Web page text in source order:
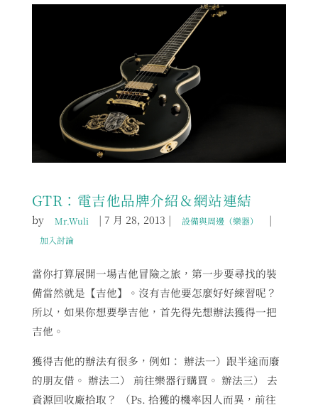
GTR：電吉他品牌介紹＆網站連結
by Mr.Wuli |7 月 28, 2013 | 設備與周邊（樂器） |
加入討論
當你打算展開一場吉他冒險之旅，第一步要尋找的裝
備當然就是【吉他】。沒有吉他要怎麼好好練習呢？
所以，如果你想要學吉他，首先得先想辦法獲得一把
吉他。
獲得吉他的辦法有很多，例如： 辦法一）跟半途而廢
的朋友借。 辦法二） 前往樂器行購買。 辦法三） 去
資源回收廠拾取？ （Ps. 拾獲的機率因人而異，前往